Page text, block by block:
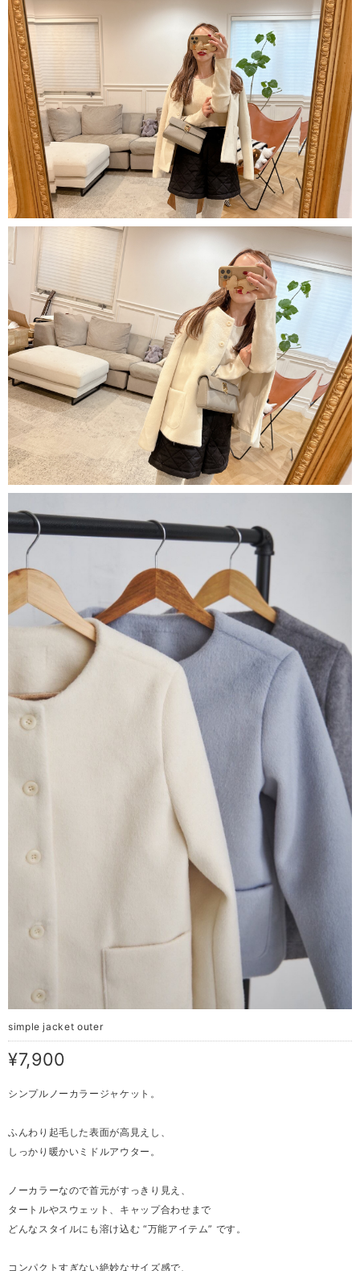
simple jacket outer
¥7,900
シンプルノーカラージャケット。
ふんわり起毛した表面が高見えし、
しっかり暖かいミドルアウター。
ノーカラーなので首元がすっきり見え、
タートルやスウェット、キャップ合わせまで
どんなスタイルにも溶け込む “万能アイテム” です。
コンパクトすぎない絶妙なサイズ感で、